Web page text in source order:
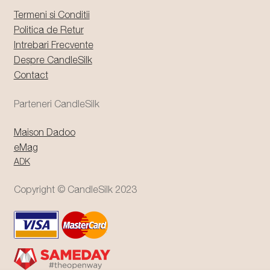
Termeni si Conditii
Politica de Retur
Intrebari Frecvente
Despre CandleSilk
Contact
Parteneri CandleSilk
Maison Dadoo
eMag
ADK
Copyright © CandleSilk 2023